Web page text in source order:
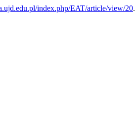
index.php/EAT/article/view/20.